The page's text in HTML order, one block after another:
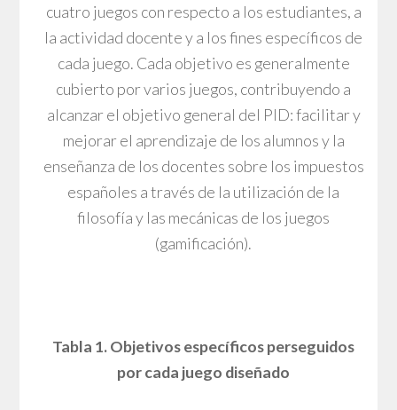
cuatro juegos con respecto a los estudiantes, a
la actividad docente y a los fines específicos de
cada juego. Cada objetivo es generalmente
cubierto por varios juegos, contribuyendo a
alcanzar el objetivo general del PID: facilitar y
mejorar el aprendizaje de los alumnos y la
enseñanza de los docentes sobre los impuestos
españoles a través de la utilización de la
filosofía y las mecánicas de los juegos
(gamificación).
Tabla 1. Objetivos específicos perseguidos
por cada juego diseñado